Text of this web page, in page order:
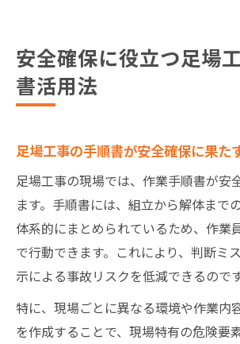
安全確保に役立つ足場
書活用法
足場工事の手順書が安全確保に果た
足場工事の現場では、作業手順書が安
ます。手順書には、組立から解体まで
体系的にまとめられているため、作業
で行動できます。これにより、判断ミ
示による事故リスクを低減できるのです
特に、現場ごとに異なる環境や作業内
を作成することで、現場特有の危険要